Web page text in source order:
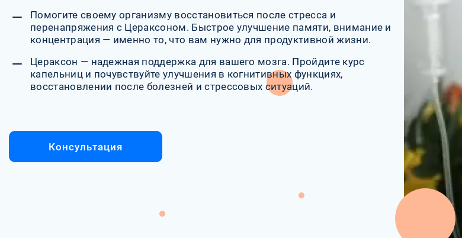
Помогите своему организму восстановиться после стресса и
перенапряжения с Цераксоном. Быстрое улучшение памяти, внимание и
концентрация — именно то, что вам нужно для продуктивной жизни.
Цераксон — надежная поддержка для вашего мозга. Пройдите курс
капельниц и почувствуйте улучшения в когнитивных функциях,
восстановлении после болезней и стрессовых ситуаций.
Консультация